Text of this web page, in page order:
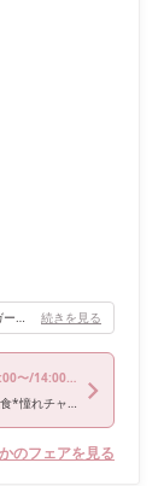
オープンキッチンがあり温かい料理が頂けます。 また、ガーデンも緑メインと、プールメインがあり、 入場時の場所も同じガーデンからでも違う雰囲気になります。 続きを見る
〜/18:00〜
【お盆BIGフェア】ギフト3万円×豪華4万円試食*憧れチャペル体験
のフェアを見る